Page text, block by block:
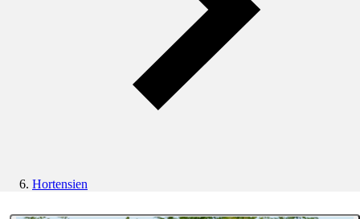
Hortensien